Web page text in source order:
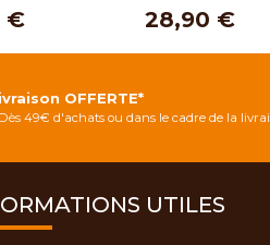
€ 28,90 €
OFFERTE*
49€ d'achats ou dans le cadre de la
UTILES